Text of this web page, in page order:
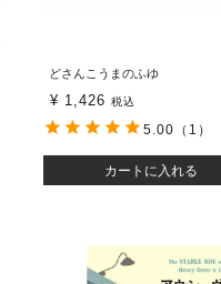
どさんこうまのふゆ
¥ 1,426 税込
カートに入れる
5.00 （1）